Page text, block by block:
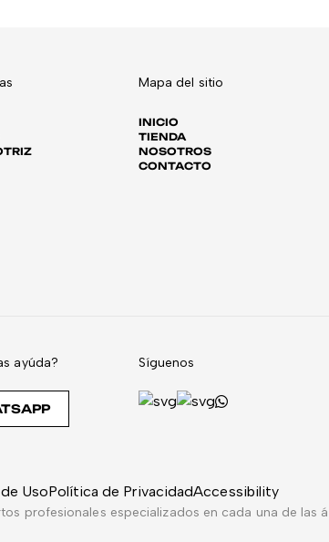
Mapa del sitio
INICIO
TIENDA
NOSOTROS
CONTACTO
ayúda? Síguenos
UsoPolítica de PrivacidadAccessibility
profesionales especializados en cada una de las